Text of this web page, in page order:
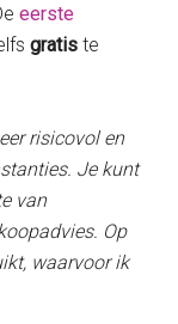
eerste
gratiste
risicovol en
Je kunt
van
Op
waarvoor ik